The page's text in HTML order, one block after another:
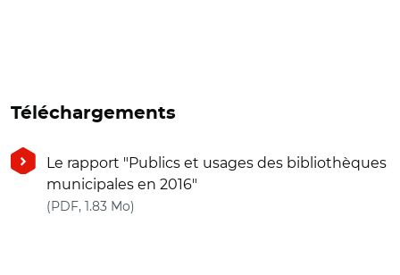
Téléchargements
Le rapport "Publics et usages des bibliothèques
municipales en 2016"
(PDF, 1.83 Mo)